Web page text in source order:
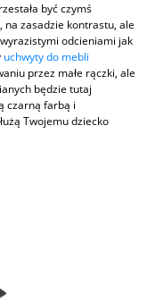
być czymś
na zasadzie kontrastu, ale
odcieniami jak
uchwyty do mebli
przez małe rączki, ale
będzie tutaj
czarną farbą i
Twojemu dziecko